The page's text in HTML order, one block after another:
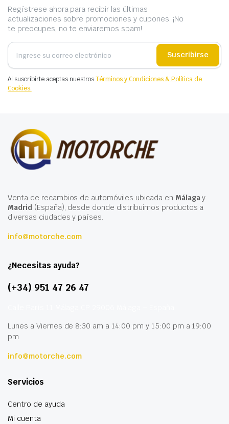
Regístrese ahora para recibir las últimas
actualizaciones sobre promociones y cupones. ¡No
te preocupes, no te enviaremos spam!
Suscribirse
Al suscribirte aceptas nuestrosTérminos y Condiciones & Política de
Cookies.
Venta de recambios de automóviles ubicada en Málagay
Madrid(España), desde donde distribuimos productos a
diversas ciudades y países.
info@motorche.com
¿Necesitas ayuda?
(+34) 951 47 26 47
Lunes a Viernes de 8:30 am a 14:00 pm y 15:00 pm a 19:00
pm
info@motorche.com
Servicios
Centro de ayuda
Mi cuenta